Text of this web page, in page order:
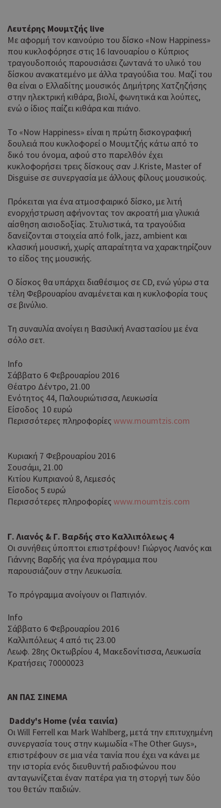
Λευτέρης Μουμτζής live
Με αφορμή τον καινούριο του δίσκο «Now Happiness»
που κυκλοφόρησε στις 16 Ιανουαρίου ο Κύπριος
τραγουδοποιός παρουσιάσει ζωντανά το υλικό του
δίσκου ανακατεμένο με άλλα τραγούδια του. Μαζί του
θα είναι ο Ελλαδίτης μουσικός Δημήτρης Χατζηζήσης
στην ηλεκτρική κιθάρα, βιολί, φωνητικά και λούπες,
ενώ ο ίδιος παίζει κιθάρα και πιάνο.
Το «Now Happiness» είναι η πρώτη δισκογραφική
δουλειά που κυκλοφορεί ο Μουμτζής κάτω από το
δικό του όνομα, αφού στο παρελθόν έχει
κυκλοφορήσει τρεις δίσκους σαν J.Kriste, Master of
Disguise σε συνεργασία με άλλους φίλους μουσικούς.
Πρόκειται για ένα ατμοσφαιρικό δίσκο, με λιτή
ενορχήστρωση αφήνοντας τον ακροατή μια γλυκιά
αίσθηση αισιοδοξίας. Στυλιστικά, τα τραγούδια
δανείζονται στοιχεία από folk, jazz, ambient και
κλασική μουσική, χωρίς απαραίτητα να χαρακτηρίζουν
το είδος της μουσικής.
Ο δίσκος θα υπάρχει διαθέσιμος σε CD, ενώ γύρω στα
τέλη Φεβρουαρίου αναμένεται και η κυκλοφορία τους
σε βινύλιο.
Τη συναυλία ανοίγει η Βασιλική Αναστασίου με ένα
σόλο σετ.
Info
Σάββατο 6 Φεβρουαρίου 2016
Θέατρο Δέντρο, 21.00
Ενότητος 44, Παλουριώτισσα, Λευκωσία
Είσοδος 10 ευρώ
Περισσότερες πληροφορίες www.moumtzis.com
Κυριακή 7 Φεβρουαρίου 2016
Σουσάμι, 21.00
Κιτίου Κυπριανού 8, Λεμεσός
Είσοδος 5 ευρώ
Περισσότερες πληροφορίες www.moumtzis.com
Γ. Λιανός & Γ. Βαρδής στο Καλλιπόλεως 4
Οι συνήθεις ύποπτοι επιστρέφουν! Γιώργος Λιανός και
Γιάννης Βαρδής για ένα πρόγραμμα που
παρουσιάζουν στην Λευκωσία.
Το πρόγραμμα ανοίγουν οι Παπιγιόν.
Info
Σάββατο 6 Φεβρουαρίου 2016
Καλλιπόλεως 4 από τις 23.00
Λεωφ. 28ης Οκτωβρίου 4, Μακεδονίτισσα, Λευκωσία
Κρατήσεις 70000023
AN ΠΑΣ ΣΙΝΕΜΑ
Daddy's Home (νέα ταινία)
Οι Will Ferrell και Mark Wahlberg, μετά την επιτυχημένη
συνεργασία τους στην κωμωδία «The Other Guys»,
επιστρέφουν σε μια νέα ταινία που έχει να κάνει με
την ιστορία ενός διευθυντή ραδιοφώνου που
ανταγωνίζεται έναν πατέρα για τη στοργή των δύο
του θετών παιδιών.